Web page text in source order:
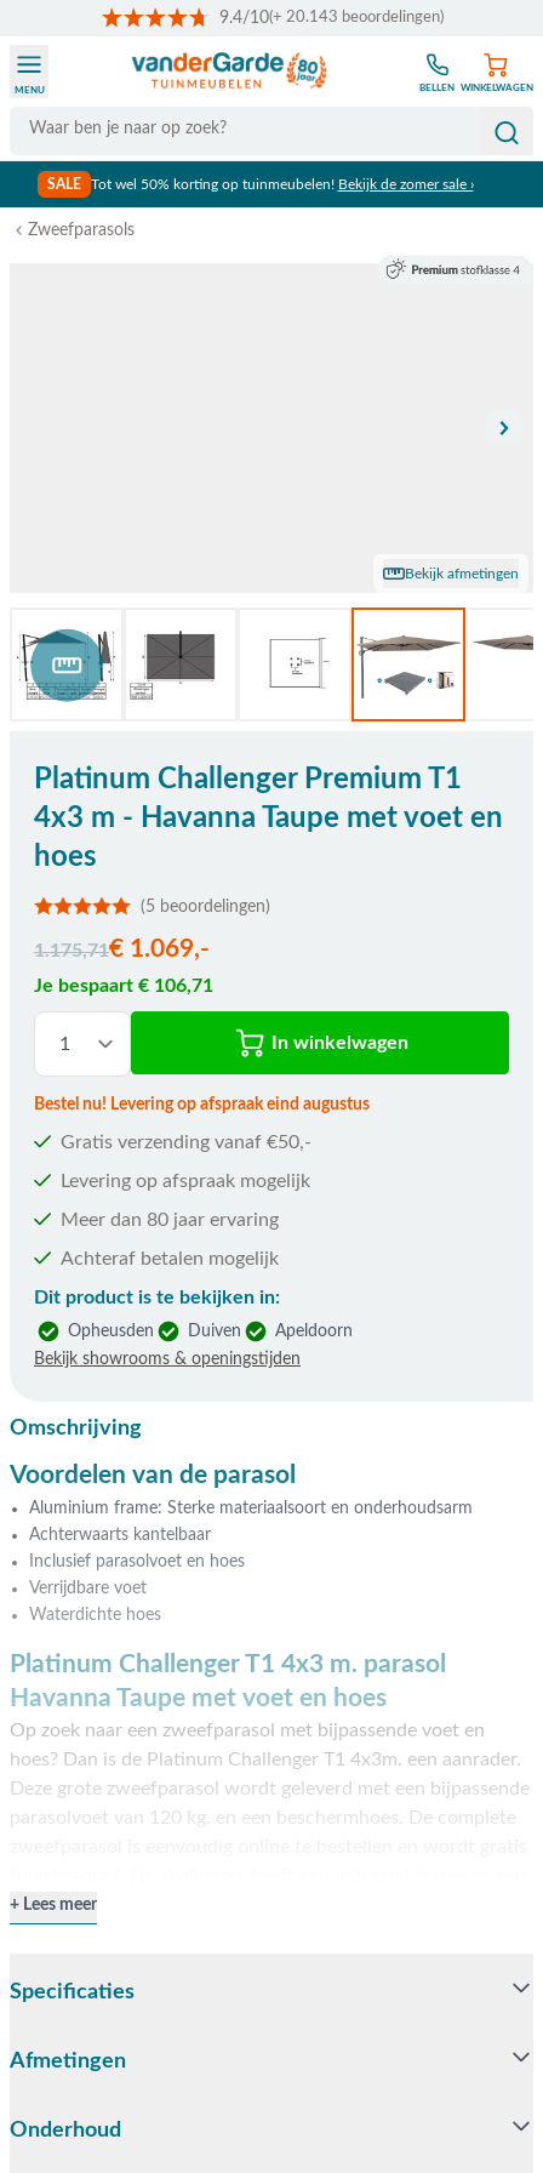
9.4/10(+ 20.143 beoordelingen)
Search
MENU BELLEN WINKELWAGEN
SALE Tot wel 50% korting op tuinmeubelen! Bekijk de zomer sale ›
Zweefparasols
Bekijk afmetingen
Platinum Challenger Premium T1
4x3 m - Havanna Taupe met voet en
hoes
(5 beoordelingen)
1.175,71€ 1.069,-
Je bespaart € 106,71
In winkelwagen
Bestel nu! Levering op afspraak eind augustus
Gratis verzending vanaf €50,-
Levering op afspraak mogelijk
Meer dan 80 jaar ervaring
Achteraf betalen mogelijk
Dit product is te bekijken in:
Opheusden Duiven
Apeldoorn
Bekijk showrooms & openingstijden
Omschrijving
Voordelen van de parasol
Aluminium frame: Sterke materiaalsoort en onderhoudsarm
Achterwaarts kantelbaar
Inclusief parasolvoet en hoes
Verrijdbare voet
Waterdichte hoes
Platinum Challenger T1 4x3 m. parasol
Havanna Taupe met voet en hoes
Op zoek naar een zweefparasol met bijpassende voet en
hoes? Dan is de Platinum Challenger T1 4x3m. een aanrader.
Deze grote zweefparasol wordt geleverd met een bijpassende
parasolvoet van 120 kg. en een beschermhoes. De complete
Havanna Taupe parasoldoek. Het frame is gemaakt van
Spuncrylic en is water en vuil afstotend.
T1 zweefparasol
voetpedaal waarmee deze 360 graden kan worden gedraaid.
Lees meer
Specificaties
Afmetingen
Onderhoud